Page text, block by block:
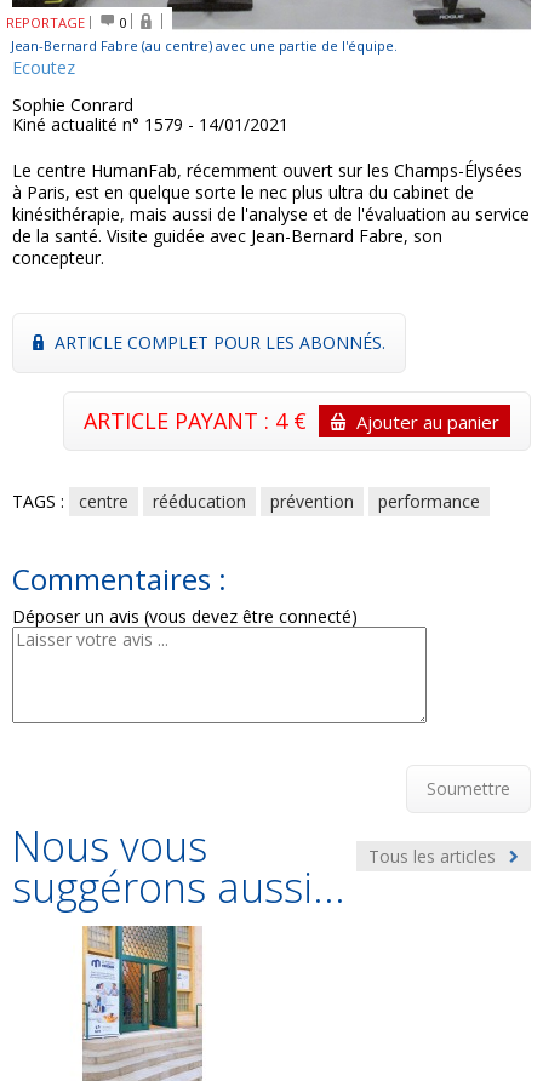
REPORTAGE
0
Jean-Bernard Fabre (au centre) avec une partie de l'équipe.
Ecoutez
Sophie Conrard
Kiné actualité n° 1579 - 14/01/2021
Le centre HumanFab, récemment ouvert sur les Champs-Élysées
à Paris, est en quelque sorte le nec plus ultra du cabinet de
kinésithérapie, mais aussi de l'analyse et de l'évaluation au service
de la santé. Visite guidée avec Jean-Bernard Fabre, son
concepteur.
ARTICLE COMPLET POUR LES ABONNÉS.
ARTICLE PAYANT : 4 € Ajouter au panier
TAGS : centre rééducation prévention performance
Commentaires :
Déposer un avis (vous devez être connecté)
Soumettre
Tous les articles
Nous vous
suggérons aussi...